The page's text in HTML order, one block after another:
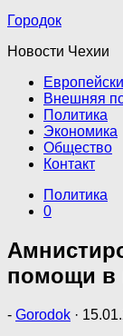
Городок
Новости Чехии
Внешняя
Политика
Экономика
Общество
Контакт
Политика
0
помощи в
- Gorodok ·